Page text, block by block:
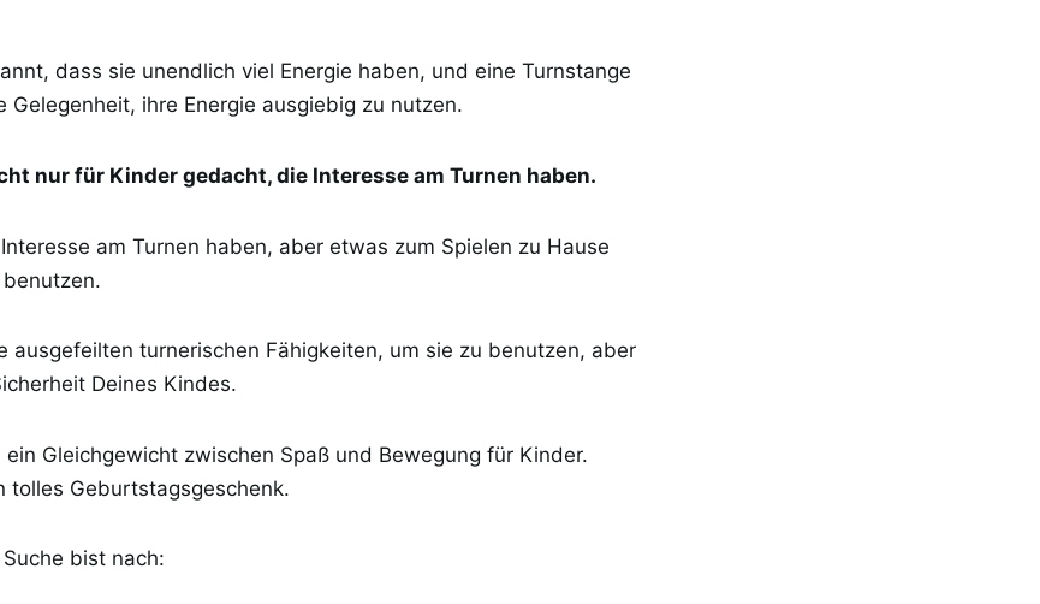
dass sie unendlich viel Energie haben, und eine Turnstange
Gelegenheit, ihre Energie ausgiebig zu nutzen.
nur für Kinder gedacht, die Interesse am Turnen haben.
am Turnen haben, aber etwas zum Spielen zu Hause
ausgefeilten turnerischen Fähigkeiten, um sie zu benutzen, aber
Deines Kindes.
Gleichgewicht zwischen Spaß und Bewegung für Kinder.
tolles Geburtstagsgeschenk.
bist nach: